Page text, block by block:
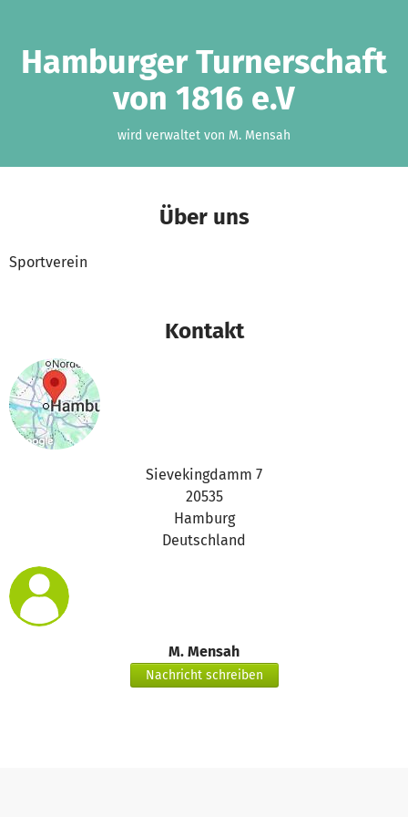
Hamburger Turnerschaft
von 1816 e.V
wird verwaltet von M. Mensah
Über uns
Sportverein
Kontakt
Sievekingdamm 7
20535
Hamburg
Deutschland
M. Mensah
Nachricht schreiben